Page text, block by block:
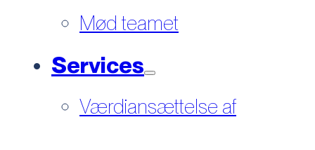
Mød teamet
Services
Værdiansættelse af